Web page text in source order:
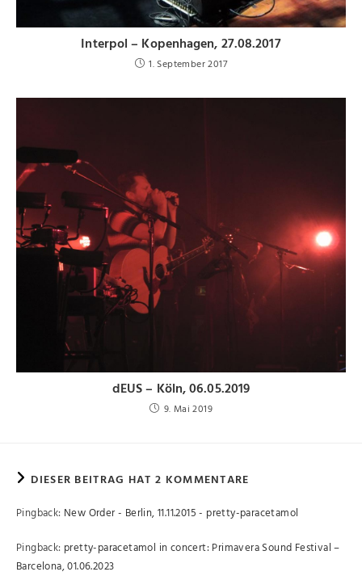
Interpol – Kopenhagen, 27.08.2017
1. September 2017
dEUS – Köln, 06.05.2019
9. Mai 2019
DIESER BEITRAG HAT 2 KOMMENTARE
Pingback: New Order - Berlin, 11.11.2015 - pretty-paracetamol
Pingback: pretty-paracetamol in concert: Primavera Sound Festival –
Barcelona, 01.06.2023